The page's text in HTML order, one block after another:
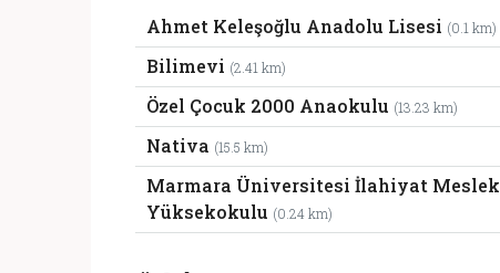
Ahmet Keleşoğlu Anadolu Lisesi (0.1 km)
Bilimevi (2.41 km)
Özel Çocuk 2000 Anaokulu (13.23 km)
Nativa (15.5 km)
Marmara Üniversitesi İlahiyat Meslek
Yüksekokulu (0.24 km)